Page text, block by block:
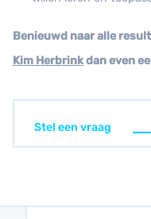
Benieuwd naar alle
Kim Herbrinkdan even
Stel een vraag